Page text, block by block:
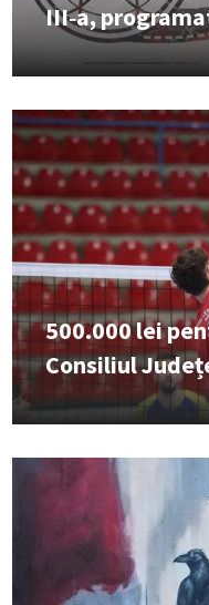
III‑a,
500.000 lei
Consiliul